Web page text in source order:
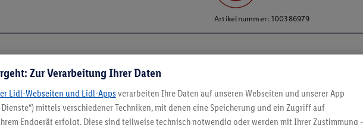
Artikelnummer: 100386979
Zur Verarbeitung Ihrer Daten
Lidl-Webseiten und Lidl-Apps verarbeiten Ihre Daten auf unseren Webseiten und unserer App
mittels verschiedener Techniken, mit denen eine Speicherung und ein Zugriff auf
Endgerät erfolgt. Diese sind teilweise technisch notwendig oder werden mit Ihrer Zustimmung -